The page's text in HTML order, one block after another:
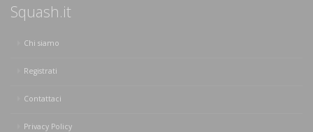
Squash.it
Chi siamo
Registrati
Contattaci
Privacy Policy